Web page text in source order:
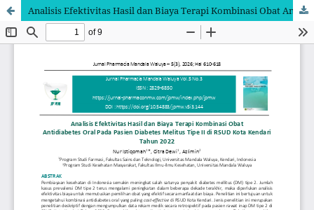
Analisis Efektivitas Hasil dan Biaya Terapi Kombinasi Obat Antidiabetes Oral Pada Pasien Diabetes Mellitus Tipe II Di RSUD Kota Kendari Tahun 2022